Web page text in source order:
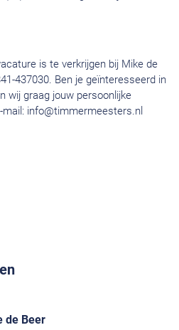
is te verkrijgen bij Mike de
437030. Ben je geïnteresseerd in
wij graag jouw persoonlijke
info@timmermeesters.nl
de Beer